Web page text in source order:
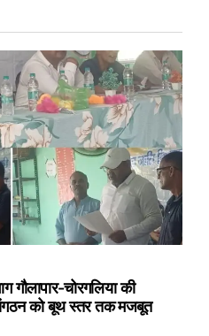
गौलापार-चोरगलिया की
संगठन को बूथ स्तर तक मजबूत